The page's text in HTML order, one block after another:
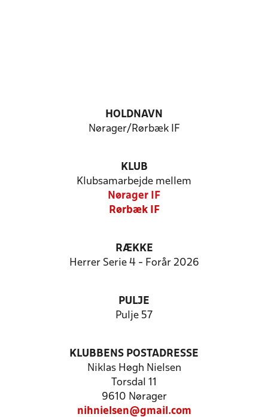
HOLDNAVN
Nørager/Rørbæk IF
KLUB
Klubsamarbejde mellem
Nørager IF
Rørbæk IF
RÆKKE
Herrer Serie 4 - Forår 2026
PULJE
Pulje 57
KLUBBENS POSTADRESSE
Niklas Høgh Nielsen
Torsdal 11
9610 Nørager
nihnielsen@gmail.com